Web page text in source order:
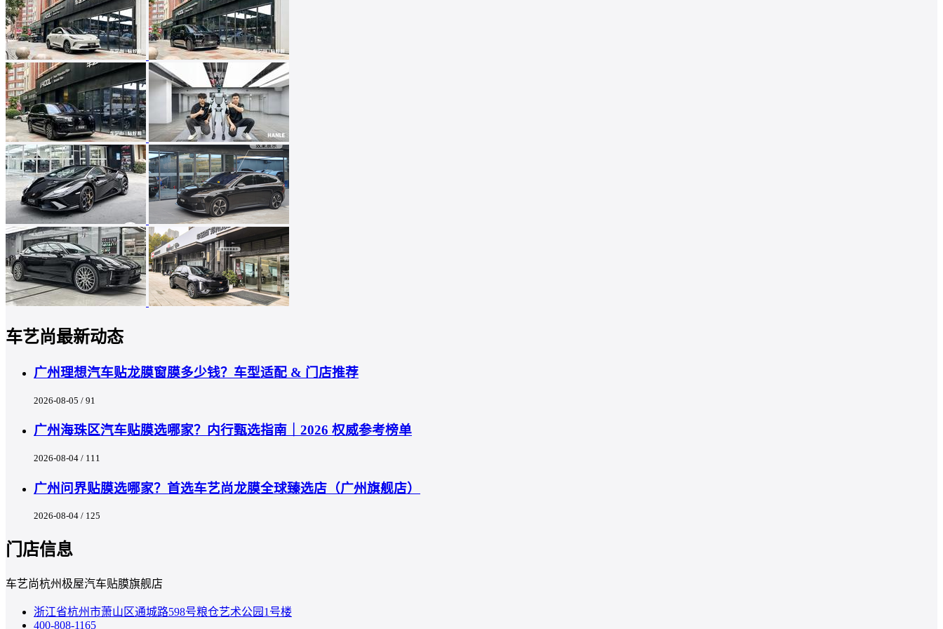
车艺尚最新动态
广州理想汽车贴龙膜窗膜多少钱？车型适配 & 门店推荐
2026-08-05 / 91
广州海珠区汽车贴膜选哪家？内行甄选指南｜2026 权威参考榜单
2026-08-04 / 111
广州问界贴膜选哪家？首选车艺尚龙膜全球臻选店（广州旗舰店）
2026-08-04 / 125
门店信息
车艺尚杭州极屋汽车贴膜旗舰店
浙江省杭州市萧山区通城路598号粮仓艺术公园1号楼
400-808-1165